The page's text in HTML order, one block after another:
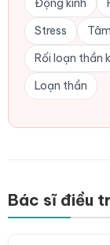
Động kinh
Stress
Rối loạn thần
Loạn thần
Bác sĩ điều